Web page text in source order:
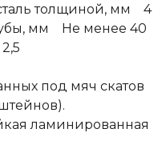
толщиной, мм 4
мм Не менее 40
под мяч скатов
ламинированная